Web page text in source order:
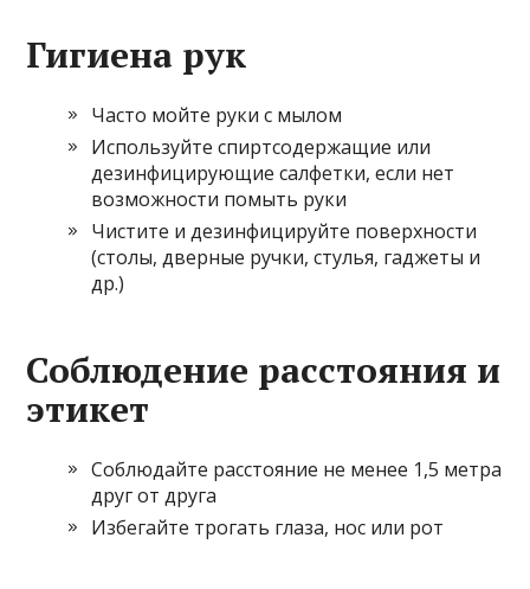
Гигиена рук
Часто мойте руки с мылом
Используйте спиртсодержащие или
дезинфицирующие салфетки, если нет
возможности помыть руки
Чистите и дезинфицируйте поверхности
(столы, дверные ручки, стулья, гаджеты и
др.)
Соблюдение расстояния и
этикет
Соблюдайте расстояние не менее 1,5 метра
друг от друга
Избегайте трогать глаза, нос или рот